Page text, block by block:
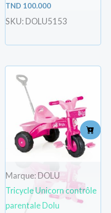
TND 100.000
SKU: DOLU5153
Marque: DOLU
Tricycle Unicorn contrôle
parentale Dolu